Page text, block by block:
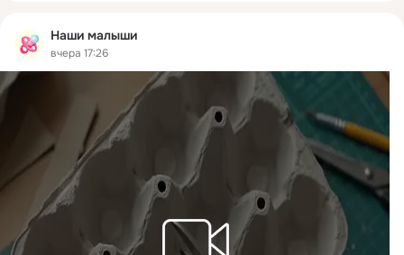
Наши малыши
вчера 17:26